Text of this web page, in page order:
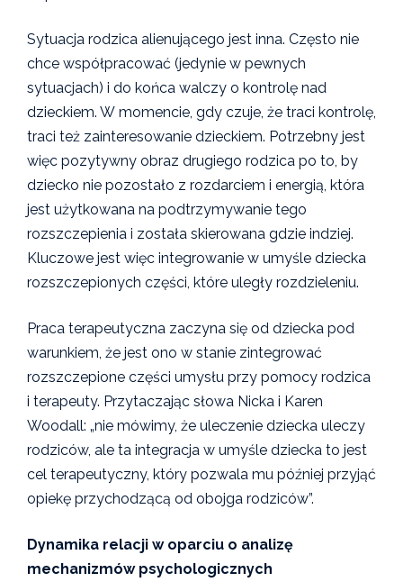
Sytuacja rodzica alienującego jest inna. Często nie
chce współpracować (jedynie w pewnych
sytuacjach) i do końca walczy o kontrolę nad
dzieckiem. W momencie, gdy czuje, że traci kontrolę,
traci też zainteresowanie dzieckiem. Potrzebny jest
więc pozytywny obraz drugiego rodzica po to, by
dziecko nie pozostało z rozdarciem i energią, która
jest użytkowana na podtrzymywanie tego
rozszczepienia i została skierowana gdzie indziej.
Kluczowe jest więc integrowanie w umyśle dziecka
rozszczepionych części, które uległy rozdzieleniu.
Praca terapeutyczna zaczyna się od dziecka pod
warunkiem, że jest ono w stanie zintegrować
rozszczepione części umysłu przy pomocy rodzica
i terapeuty. Przytaczając słowa Nicka i Karen
Woodall: „nie mówimy, że uleczenie dziecka uleczy
rodziców, ale ta integracja w umyśle dziecka to jest
cel terapeutyczny, który pozwala mu później przyjąć
opiekę przychodzącą od obojga rodziców”.
Dynamika relacji w oparciu o analizę
mechanizmów psychologicznych